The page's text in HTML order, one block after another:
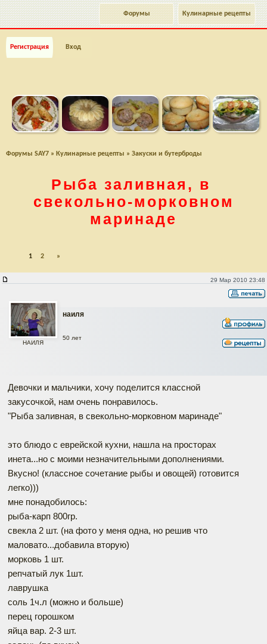
Кулинарные рецепты
Форумы
Регистрация Вход
Форумы SAY7 » Кулинарные рецепты » Закуски и бутерброды
Рыба заливная, в
свекольно-морковном
маринаде
1 2 »
29 Мар 2010 23:48
наиля
НАИЛЯ
50 лет
Девочки и мальчики, хочу поделится классной
закусочкой, нам очень понравилось.
"Рыба заливная, в свекольно-морковном маринаде"
это блюдо с еврейской кухни, нашла на просторах
инета...но с моими незначительными дополнениями.
Вкусно! (классное сочетание рыбы и овощей) готовится
легко)))
мне понадобилось:
рыба-карп 800гр.
свекла 2 шт. (на фото у меня одна, но решив что
маловато...добавила вторую)
морковь 1 шт.
репчатый лук 1шт.
лаврушка
соль 1ч.л (можно и больше)
перец горошком
яйца вар. 2-3 шт.